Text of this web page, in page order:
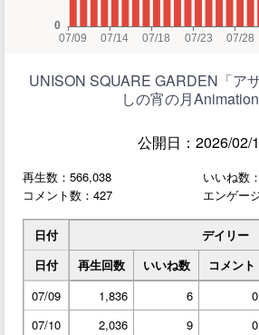
UNISON SQUARE GARDEN「ア
しの宵の月
公開日：2026/02/
再生数：566,038
いいね数
コメント数：427
エンゲー
日付
デイリー
日付
再生回数 いいね数 コメント
07/09
1,836 6 0
07/10
2,036 9 0